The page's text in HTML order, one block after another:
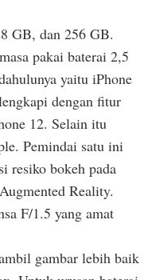
GB, dan 256 GB.
pakai baterai 2,5
yaitu iPhone
dengan fitur
12. Selain itu
Pemindai satu ini
resiko bokeh pada
Reality.
F/1.5 yang amat
gambar lebih baik